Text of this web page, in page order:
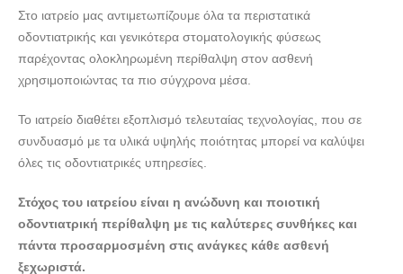
ΟΔΟΝΤΙΑΤΡΟΣ ΧΕΙΡΟΥΡΓΟΣ ΜΩΛΟΣ ΦΘΙΩΤΙΔΑ |
ΜΟΥΛΙΟΣ ΜΙΧΑΛΗΣ-ΛΕΦΑΚΗ ΜΑΡΙΑ --- doctors4u.gr
ΟΔΟΝΤΙΑΤΡΟΣ ΧΕΙΡΟΥΡΓΟΣ ΜΩΛΟΣ ΦΘΙΩΤΙΔΑ |
ΟΔΟΝΤΙΑΤΡΟΣ ΧΕΙΡΟΥΡΓΟΣ ΜΩΛΟΣ ΦΘΙΩΤΙΔΑ |
ΜΟΥΛΙΟΣ ΜΙΧΑΛΗΣ-ΛΕΦΑΚΗ ΜΑΡΙΑ --- doctors4u.gr
ΟΔΟΝΤΙΑΤΡΟΣ ΧΕΙΡΟΥΡΓΟΣ ΜΩΛΟΣ ΦΘΙΩΤΙΔΑ |
ΜΟΥΛΙΟΣ ΜΙΧΑΛΗΣ-ΛΕΦΑΚΗ ΜΑΡΙΑ --- doctors4u.gr
ΟΔΟΝΤΙΑΤΡΟΣ ΧΕΙΡΟΥΡΓΟΣ ΜΩΛΟΣ ΦΘΙΩΤΙΔΑ |
ΜΟΥΛΙΟΣ ΜΙΧΑΛΗΣ-ΛΕΦΑΚΗ ΜΑΡΙΑ --- doctors4u.gr
Στο ιατρείο μας αντιμετωπίζουμε όλα τα περιστατικά
οδοντιατρικής και γενικότερα στοματολογικής φύσεως
παρέχοντας ολοκληρωμένη περίθαλψη στον ασθενή
χρησιμοποιώντας τα πιο σύγχρονα μέσα.
Το ιατρείο διαθέτει εξοπλισμό τελευταίας τεχνολογίας, που σε
συνδυασμό με τα υλικά υψηλής ποιότητας μπορεί να καλύψει
όλες τις οδοντιατρικές υπηρεσίες.
Στόχος του ιατρείου είναι η ανώδυνη και ποιοτική
οδοντιατρική περίθαλψη με τις καλύτερες συνθήκες και
πάντα προσαρμοσμένη στις ανάγκες κάθε ασθενή
ξεχωριστά.